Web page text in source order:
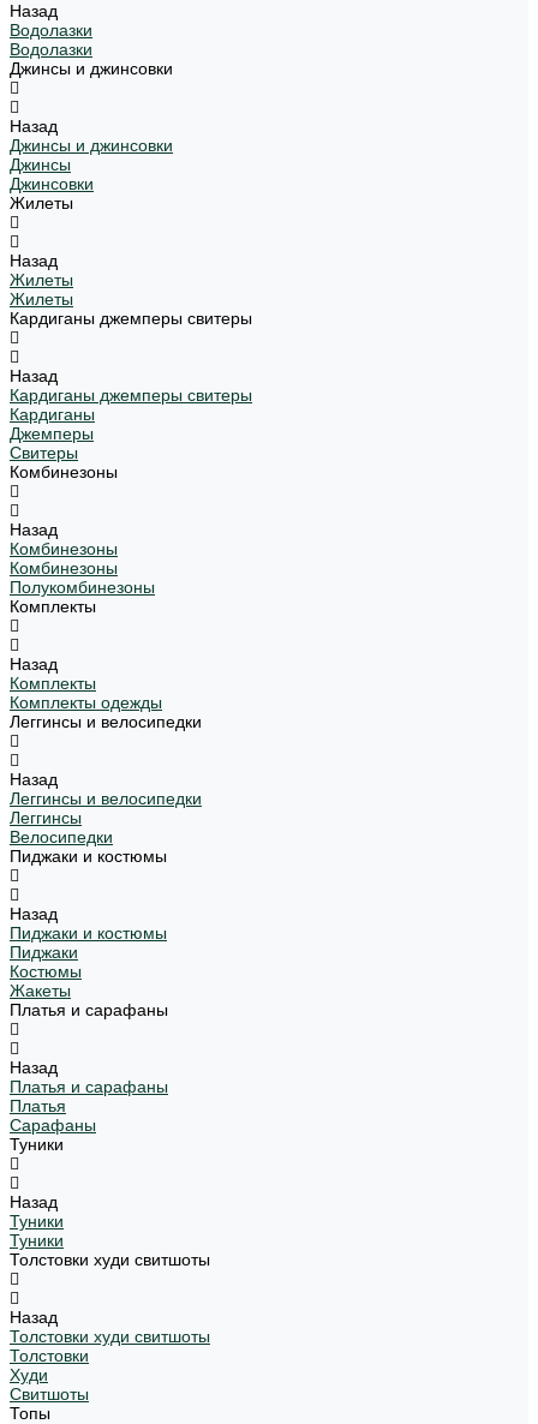
Назад
Водолазки
Водолазки
Джинсы и джинсовки
Назад
Джинсы и джинсовки
Джинсы
Джинсовки
Жилеты
Назад
Жилеты
Жилеты
Кардиганы джемперы свитеры
Назад
Кардиганы джемперы свитеры
Кардиганы
Джемперы
Свитеры
Комбинезоны
Назад
Комбинезоны
Комбинезоны
Полукомбинезоны
Комплекты
Назад
Комплекты
Комплекты одежды
Леггинсы и велосипедки
Назад
Леггинсы и велосипедки
Леггинсы
Велосипедки
Пиджаки и костюмы
Назад
Пиджаки и костюмы
Пиджаки
Костюмы
Жакеты
Платья и сарафаны
Назад
Платья и сарафаны
Платья
Сарафаны
Туники
Назад
Туники
Туники
Толстовки худи свитшоты
Назад
Толстовки худи свитшоты
Толстовки
Худи
Свитшоты
Топы